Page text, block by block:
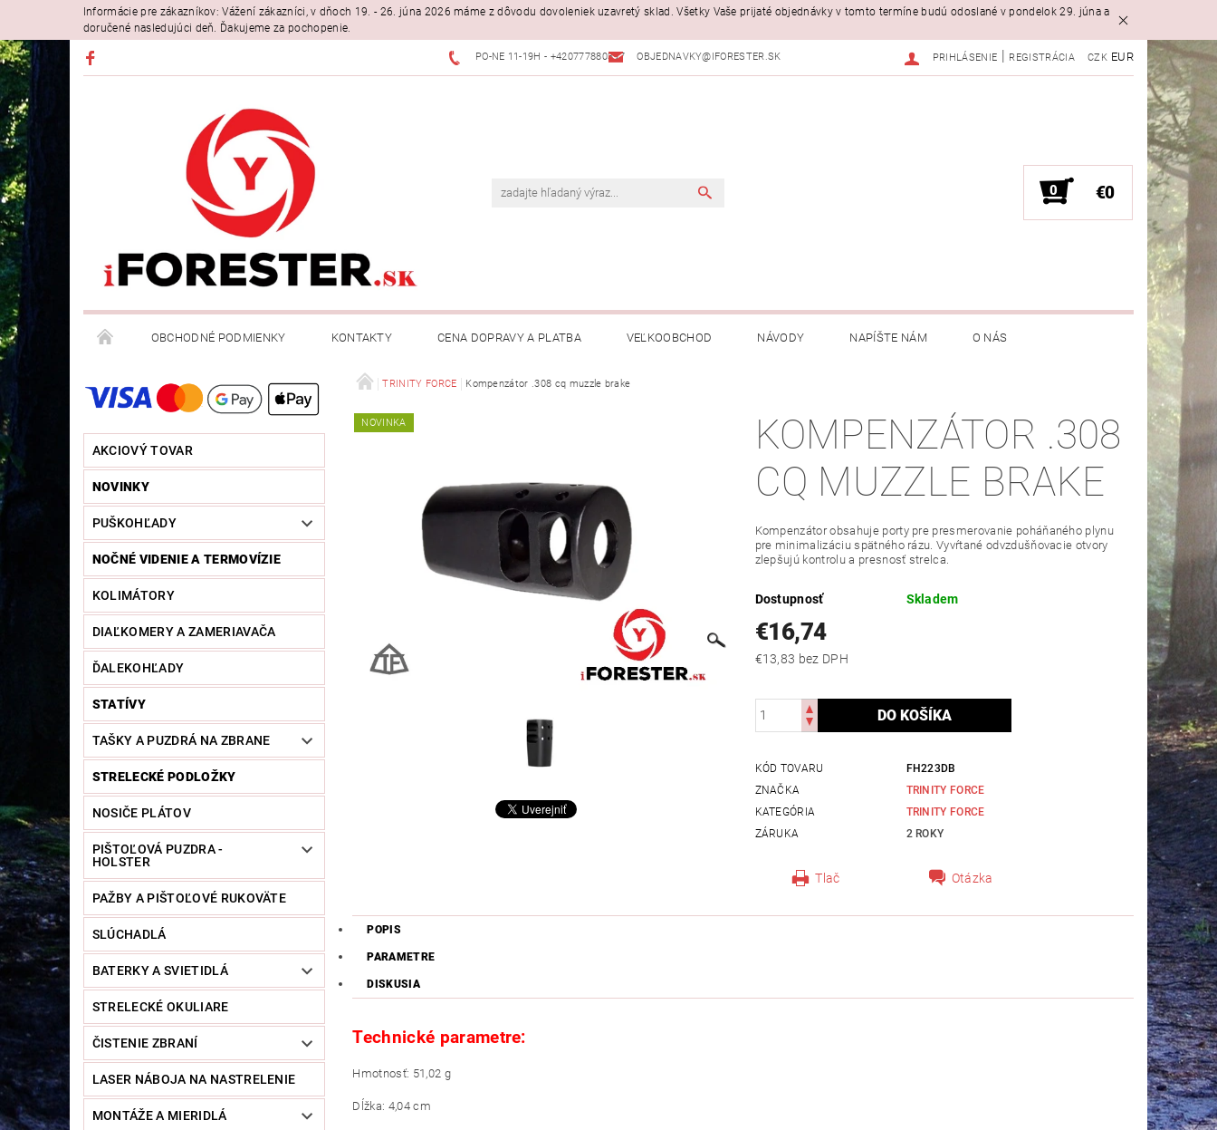
Informácie pre zákazníkov: Vážení zákazníci, v dňoch 19. - 26. júna 2026 máme z dôvodu dovoleniek uzavretý sklad. Všetky Vaše prijaté objednávky v tomto termíne budú odoslané v pondelok 29. júna a
doručené nasledujúci deň. Ďakujeme za pochopenie.
PO-NE 11-19H - +420777880397 OBJEDNAVKY@IFORESTER.SK CZK EUR
PRIHLÁSENIE REGISTRÁCIA
0 €0
OBCHODNÉ PODMIENKY KONTAKTY CENA DOPRAVY A PLATBA VEĽKOOBCHOD NÁVODY NAPÍŠTE NÁM O NÁS
AKCIOVÝ TOVAR
NOVINKY
PUŠKOHĽADY
NOČNÉ VIDENIE A TERMOVÍZIE
KOLIMÁTORY
DIAĽKOMERY A ZAMERIAVAČA
ĎALEKOHĽADY
STATÍVY
TAŠKY A PUZDRÁ NA ZBRANE
STRELECKÉ PODLOŽKY
NOSIČE PLÁTOV
PIŠTOĽOVÁ PUZDRA -
HOLSTER
PAŽBY A PIŠTOĽOVÉ RUKOVÄTE
SLÚCHADLÁ
BATERKY A SVIETIDLÁ
STRELECKÉ OKULIARE
ČISTENIE ZBRANÍ
LASER NÁBOJA NA NASTRELENIE
MONTÁŽE A MIERIDLÁ
TRINITY FORCE Kompenzátor .308 cq muzzle brake
NOVINKA
KOMPENZÁTOR .308
CQ MUZZLE BRAKE
Kompenzátor obsahuje porty pre presmerovanie poháňaného plynu
pre minimalizáciu spätného rázu. Vyvŕtané odvzdušňovacie otvory
zlepšujú kontrolu a presnosť strelca.
Dostupnosť Skladem
€16,74
€13,83 bez DPH
KÓD TOVARU
FH223DB
ZNAČKA
TRINITY FORCE
KATEGÓRIA
TRINITY FORCE
ZÁRUKA
2 ROKY
Tlač Otázka
POPIS
PARAMETRE
DISKUSIA
Technické parametre:
Hmotnosť: 51,02 g
Dĺžka: 4,04 cm